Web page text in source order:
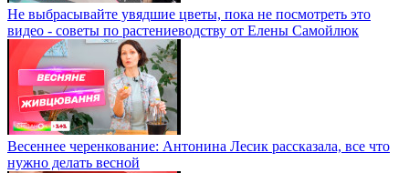
Не выбрасывайте увядшие цветы, пока не посмотреть это
видео - советы по растениеводству от Елены Самойлюк
Весеннее черенкование: Антонина Лесик рассказала, все что
нужно делать весной